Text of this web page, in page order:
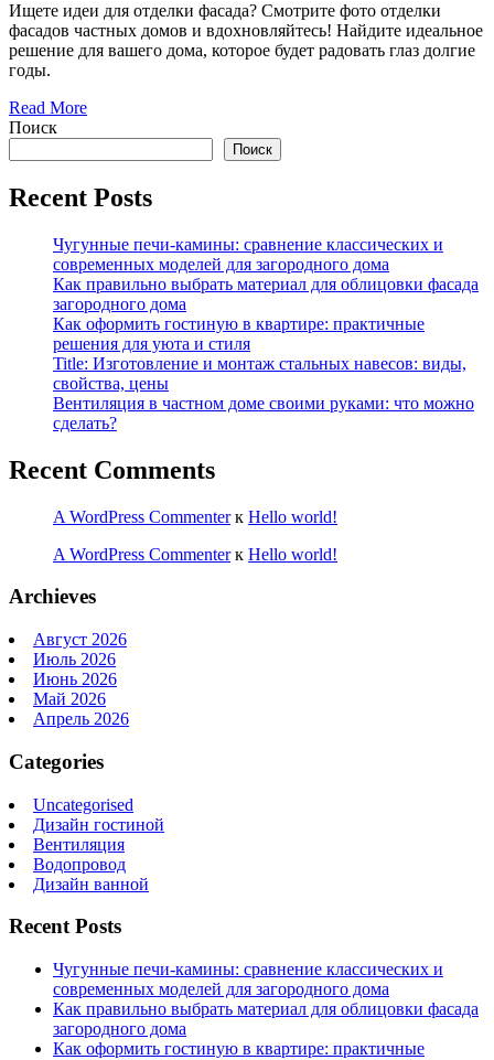
Ищете идеи для отделки фасада? Смотрите фото отделки
фасадов частных домов и вдохновляйтесь! Найдите идеальное
решение для вашего дома, которое будет радовать глаз долгие
годы.
Read More
Поиск
Поиск
Recent Posts
Чугунные печи-камины: сравнение классических и
современных моделей для загородного дома
Как правильно выбрать материал для облицовки фасада
загородного дома
Как оформить гостиную в квартире: практичные
решения для уюта и стиля
Title: Изготовление и монтаж стальных навесов: виды,
свойства, цены
Вентиляция в частном доме своими руками: что можно
сделать?
Recent Comments
A WordPress Commenterк Hello world!
A WordPress Commenterк Hello world!
Archieves
Август 2026
Июль 2026
Июнь 2026
Май 2026
Апрель 2026
Categories
Uncategorised
Дизайн гостиной
Вентиляция
Водопровод
Дизайн ванной
Recent Posts
Чугунные печи-камины: сравнение классических и
современных моделей для загородного дома
Как правильно выбрать материал для облицовки фасада
загородного дома
Как оформить гостиную в квартире: практичные